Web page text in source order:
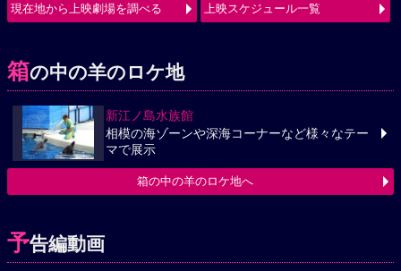
現在地から上映劇場を調べる 上映スケジュール一覧
箱の中の羊のロケ地
新江ノ島水族館
相模の海ゾーンや深海コーナーなど様々なテー
マで展示
箱の中の羊のロケ地へ
予告編動画